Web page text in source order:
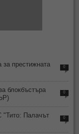
за престижната
0
блокбъстъра
0
Палачът
0